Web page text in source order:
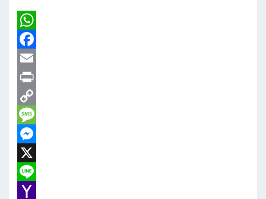
WhatsApp
Facebook
Email
Print
Copy
Link
Message
Messenger
X
Line